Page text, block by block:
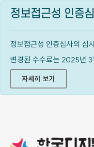
정보접근성 인증
정보접근성 인증심사의 심
변경된 수수료는 2025년 3
자세히 보기